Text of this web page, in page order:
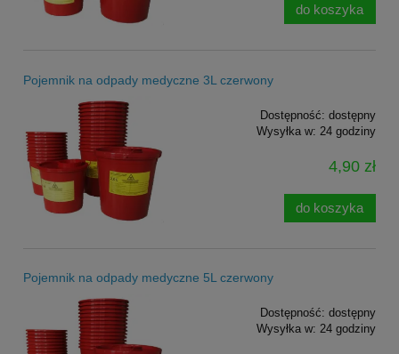
do koszyka
Pojemnik na odpady medyczne 3L czerwony
Dostępność: dostępny
Wysyłka w: 24 godziny
4,90 zł
do koszyka
Pojemnik na odpady medyczne 5L czerwony
Dostępność: dostępny
Wysyłka w: 24 godziny